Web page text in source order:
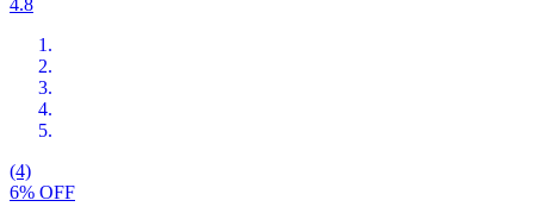
(4)
6% OFF